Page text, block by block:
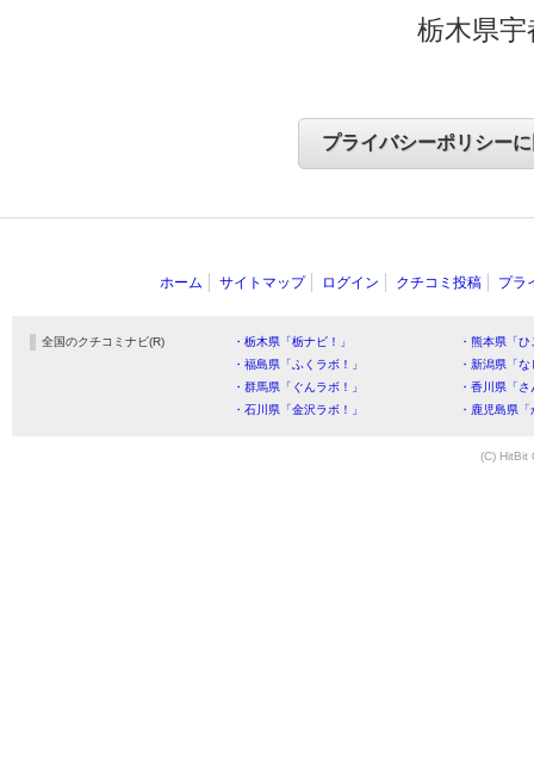
栃木県
ホーム サイトマップ ログイン クチコミ投稿 プラ
全国のクチコミナビ(R) ・栃木県「栃ナビ！」
・熊本県「
・福島県「ふくラボ！」
・新潟県「
・群馬県「ぐんラボ！」
・香川県「
・石川県「金沢ラボ！」
・鹿児島県
(C) HitBit